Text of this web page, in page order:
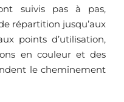
suivis pas à pas,
répartition jusqu’aux
points d’utilisation,
en couleur et des
le cheminement